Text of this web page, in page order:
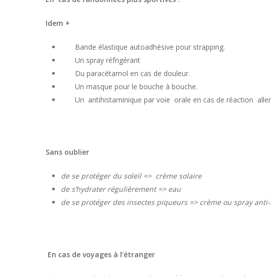
Idem +
Bande élastique autoadhésive pour strapping.
Un spray réfrigérant
Du paracétamol en cas de douleur.
Un masque pour le bouche à bouche.
Un antihistaminique par voie orale en cas de réaction
Sans oublier
de se protéger du soleil => crème solaire
de s’hydrater régulièrement => eau
de se protéger des insectes piqueurs => crème ou spray
En cas de voyages à l’étranger